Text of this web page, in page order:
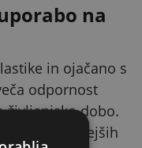
na
in ojačano s
odpornost
življenjsko dobo.
v zahtevnejših